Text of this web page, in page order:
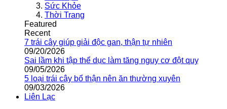
Sức Khỏe
Thời Trang
Featured
Recent
7 trái cây giúp giải độc gan, thận tự nhiên
09/20/2026
Sai lầm khi tập thể dục làm tăng nguy cơ đột quỵ
09/05/2026
5 loại trái cây bổ thận nên ăn thường xuyên
09/03/2026
Liên Lạc